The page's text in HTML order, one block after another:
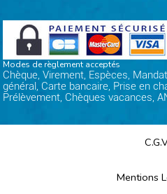
Modes de règlement acceptés
Chèque, Virement, Espèces,
général, Carte bancaire, Prise en
Prélèvement, Chèques vacances,
Mentions